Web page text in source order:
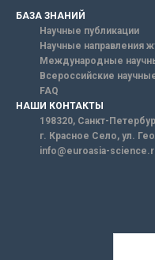
БАЗА ЗНАНИЙ
Научные публикации
Научные направления
Международные
Всероссийские
FAQ
НАШИ КОНТАКТЫ
198320, Санкт-
г. Красное Село, ул.
info@euroasia-